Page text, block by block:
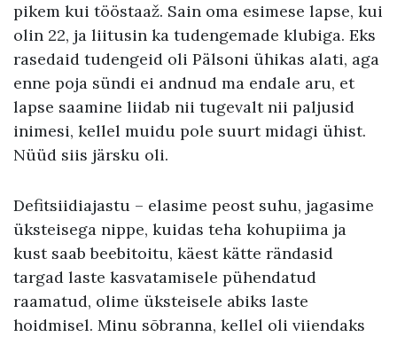
pikem kui tööstaaž. Sain oma esimese lapse, kui
olin 22, ja liitusin ka tudengemade klubiga. Eks
rasedaid tudengeid oli Pälsoni ühikas alati, aga
enne poja sündi ei andnud ma endale aru, et
lapse saamine liidab nii tugevalt nii paljusid
inimesi, kellel muidu pole suurt midagi ühist.
Nüüd siis järsku oli.
Defitsiidiajastu – elasime peost suhu, jagasime
üksteisega nippe, kuidas teha kohupiima ja
kust saab beebitoitu, käest kätte rändasid
targad laste kasvatamisele pühendatud
raamatud, olime üksteisele abiks laste
hoidmisel. Minu sõbranna, kellel oli viiendaks